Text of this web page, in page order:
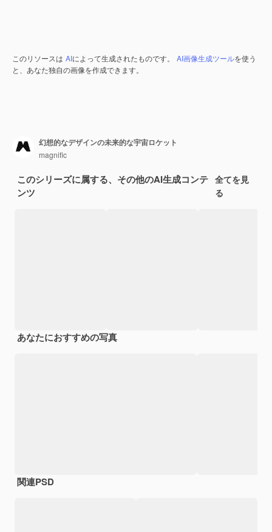
このリソースは AIによって生成されたものです。 AI画像生成ツールを使う
と、あなた独自の画像を作成できます。
幻想的なデザインの未来的な宇宙ロケット
magnific
このシリーズに属する、その他のAI生成コンテ
ンツ
全てを見
る
あなたにおすすめの写真
関連PSD